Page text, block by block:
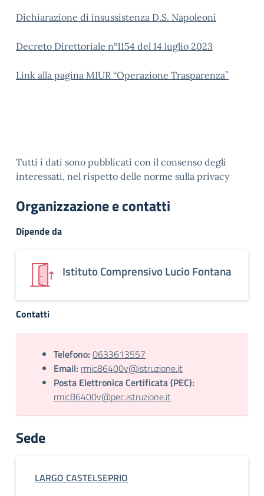
Dichiarazione di insussistenza D.S. Napoleoni
Decreto Direttoriale n°1154 del 14 luglio 2023
Link alla pagina MIUR “Operazione Trasparenza”
Tutti i dati sono pubblicati con il consenso degli
interessati, nel rispetto delle norme sulla privacy
Organizzazione e contatti
Dipende da
Istituto Comprensivo Lucio Fontana
Contatti
Telefono: 0633613557
Email: rmic86400v@istruzione.it
Posta Elettronica Certificata (PEC):
rmic86400v@pec.istruzione.it
Sede
LARGO CASTELSEPRIO